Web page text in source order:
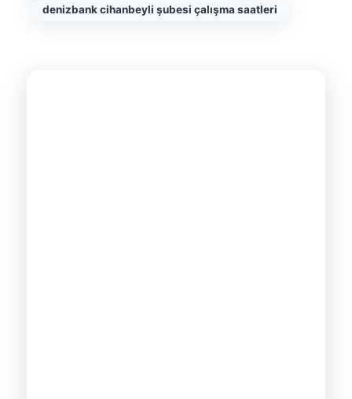
denizbank cihanbeyli şubesi çalışma saatleri